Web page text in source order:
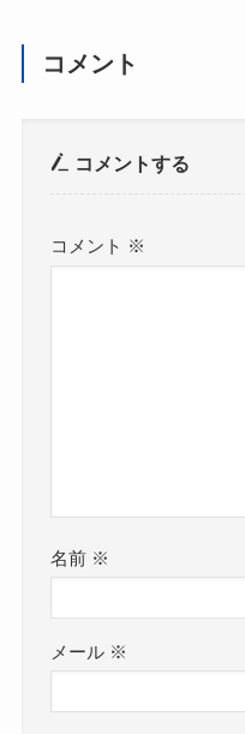
コメント
コメントする
コメント ※
名前 ※
メール ※